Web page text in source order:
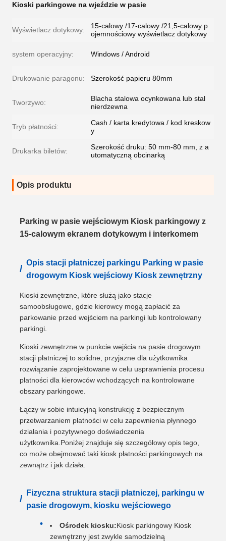
Kioski parkingowe na wjeździe w pasie
Wyświetlacz dotykowy:
15-calowy /17-calowy /21,5-calowy p
ojemnościowy wyświetlacz dotykowy
system operacyjny: Windows / Android
Drukowanie paragonu: Szerokość papieru 80mm
Tworzywo:
Blacha stalowa ocynkowana lub stal
nierdzewna
Tryb płatności:
Cash / karta kredytowa / kod kreskow
y
Drukarka biletów:
Szerokość druku: 50 mm-80 mm, z a
utomatyczną obcinarką
Opis produktu
Parking w pasie wejściowym Kiosk parkingowy z
15-calowym ekranem dotykowym i interkomem
/
Opis stacji płatniczej parkingu Parking w pasie
drogowym Kiosk wejściowy Kiosk zewnętrzny
Kioski zewnętrzne, które służą jako stacje
samoobsługowe, gdzie kierowcy mogą zapłacić za
parkowanie przed wejściem na parkingi lub kontrolowany
parkingi.
Kioski zewnętrzne w punkcie wejścia na pasie drogowym
stacji płatniczej to solidne, przyjazne dla użytkownika
rozwiązanie zaprojektowane w celu usprawnienia procesu
płatności dla kierowców wchodzących na kontrolowane
obszary parkingowe.
Łączy w sobie intuicyjną konstrukcję z bezpiecznym
przetwarzaniem płatności w celu zapewnienia płynnego
działania i pozytywnego doświadczenia
użytkownika.Poniżej znajduje się szczegółowy opis tego,
co może obejmować taki kiosk płatności parkingowych na
zewnątrz i jak działa.
/
Fizyczna struktura stacji płatniczej, parkingu w
pasie drogowym, kiosku wejściowego
Ośrodek kiosku:Kiosk parkingowy Kiosk
zewnętrzny jest zwykle samodzielną